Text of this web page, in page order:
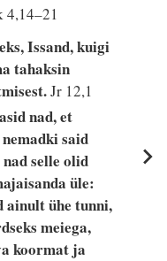
4,14–21
Issand, kuigi
tahaksin
Jr 12,1
nad, et
said
selle olid
üle:
ainult ühe tunni,
meiega,
koormat ja